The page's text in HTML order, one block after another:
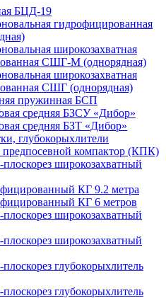
БЦД-19
гидрофицированная
широкозахватная
СШГ-М (однорядная)
широкозахватная
СШГ (однорядная)
пружинная БСП
средняя БЗСУ «Дибор»
средняя БЗТ «Дибор»
глубокорыхлители
предпосевной компактор (КПК)
плоскорез широкозахватный
КГ 9.2 метра
КГ 6 метров
плоскорез широкозахватный
плоскорез широкозахватный
плоскорез глубокорыхлитель
плоскорез глубокорыхлитель